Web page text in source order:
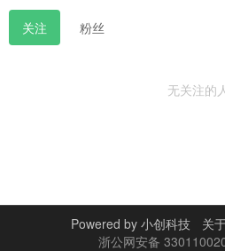
关注 粉丝
无关注的
Powered by 小创科技 关
浙公网安备